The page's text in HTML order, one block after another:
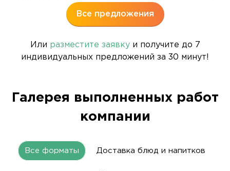
Все предложения
Или разместите заявкуи получите до 7
индивидуальных предложений за 30 минут!
Галерея выполненных работ
компании
Все форматы Доставка блюд и напитков